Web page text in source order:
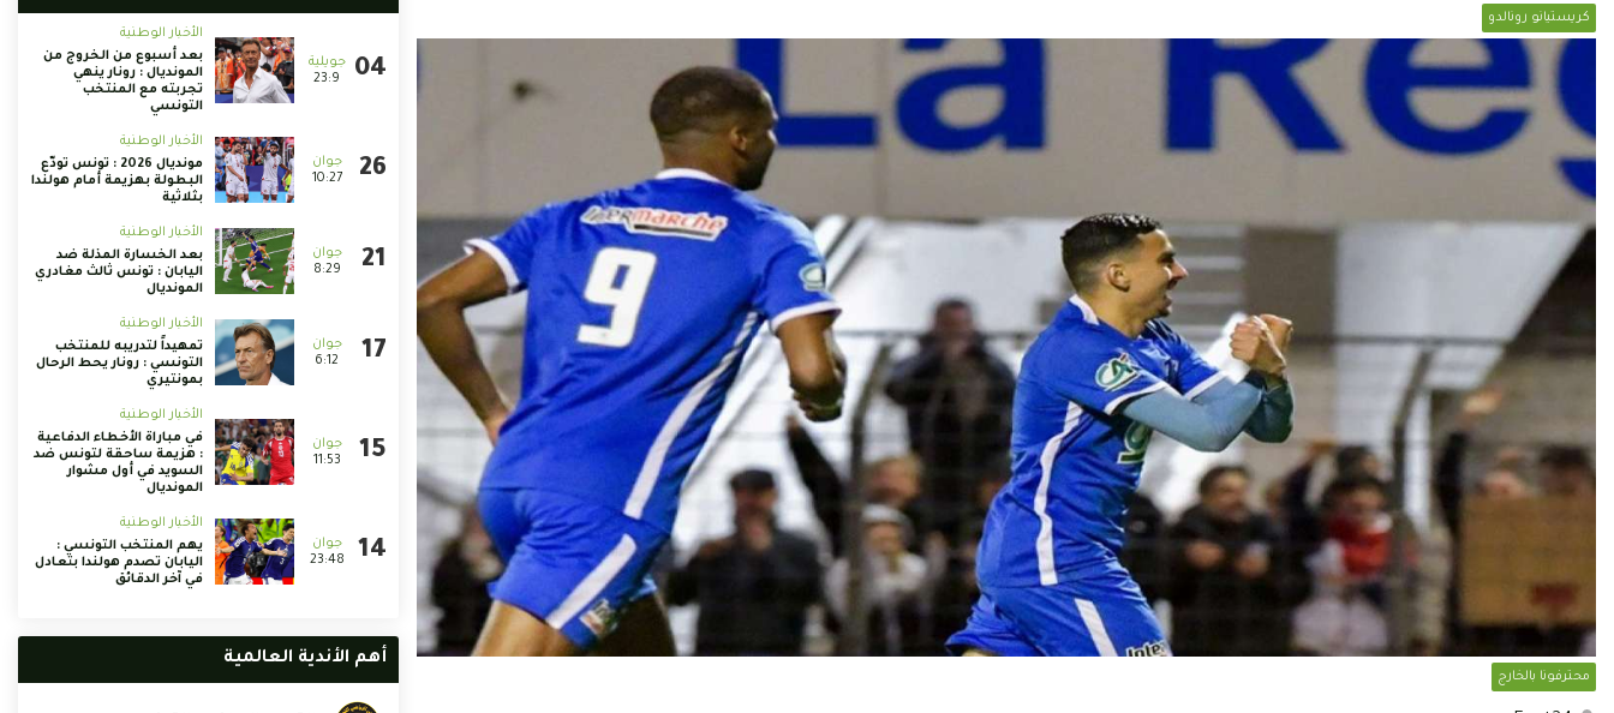
كريستيانو رونالدو
محترفونا بالخارج
23:9
الأخبار الوطنية
بعد أسبوع من الخروج من
المونديال : رونار ينهي
تجربته مع المنتخب
التونسي
10:27
الأخبار الوطنية
مونديال 2026 : تونس تودّع
البطولة بهزيمة أمام هولندا
بثلاثية
8:29
الأخبار الوطنية
بعد الخسارة المذلة ضد
اليابان : تونس ثالث مغادري
المونديال
6:12
الأخبار الوطنية
تمهيداً لتدريبه للمنتخب
التونسي : رونار يحط الرحال
بمونتيري
11:53
الأخبار الوطنية
في مباراة الأخطاء الدفاعية
: هزيمة ساحقة لتونس ضد
السويد في أول مشوار
المونديال
23:48
الأخبار الوطنية
يهم المنتخب التونسي :
اليابان تصدم هولندا بتعادل
في آخر الدقائق
أهم الأندية العالمية